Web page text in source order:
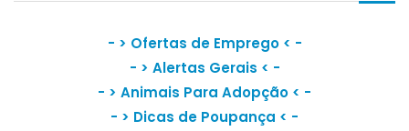
- > Ofertas de Emprego< -
- > Alertas Gerais < -
- > Animais Para Adopção < -
- > Dicas de Poupança < -